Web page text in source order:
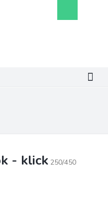
košík
- klick 250/450